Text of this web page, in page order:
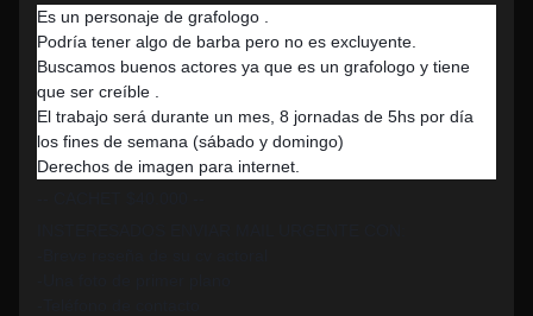
Es un personaje de grafologo .
Podría tener algo de barba pero no es excluyente.
Buscamos buenos actores ya que es un grafologo y tiene
que ser creíble .
El trabajo será durante un mes, 8 jornadas de 5hs por día
los fines de semana (sábado y domingo)
Derechos de imagen para internet.